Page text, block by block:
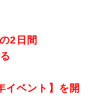
2日間
イベント】 を開